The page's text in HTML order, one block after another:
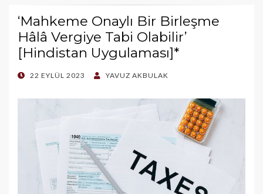
‘Mahkeme Onaylı Bir Birleşme
Hâlâ Vergiye Tabi Olabilir’
[Hindistan Uygulaması]*
POSTED
22 EYLÜL 2023 YAVUZ AKBULAK